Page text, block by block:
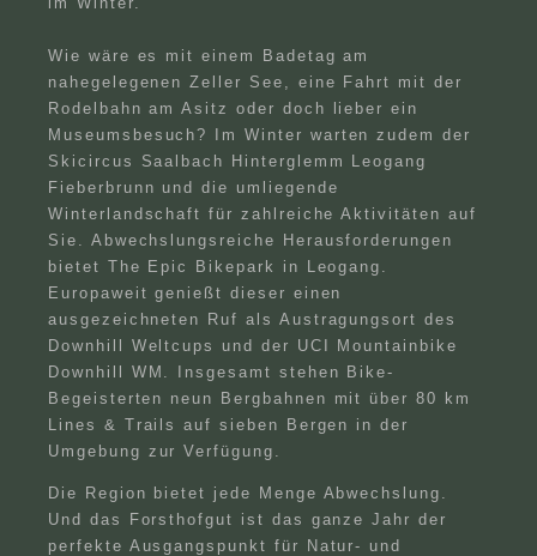
Suche
Suchen
DE
Wie wäre es mit einem Badetag am
nahegelegenen Zeller See, eine Fahrt mit der
Rodelbahn am Asitz oder doch lieber ein
Museumsbesuch? Im Winter warten zudem der
Skicircus Saalbach Hinterglemm Leogang
Fieberbrunn und die umliegende
Winterlandschaft für zahlreiche Aktivitäten auf
Sie. Abwechslungsreiche Herausforderungen
bietet The Epic Bikepark in Leogang.
Europaweit genießt dieser einen
ausgezeichneten Ruf als Austragungsort des
Downhill Weltcups und der UCI Mountainbike
Downhill WM. Insgesamt stehen Bike-
Begeisterten neun Bergbahnen mit über 80 km
Lines & Trails auf sieben Bergen in der
Umgebung zur Verfügung.
Die Region bietet jede Menge Abwechslung.
Und das Forsthofgut ist das ganze Jahr der
perfekte Ausgangspunkt für Natur- und